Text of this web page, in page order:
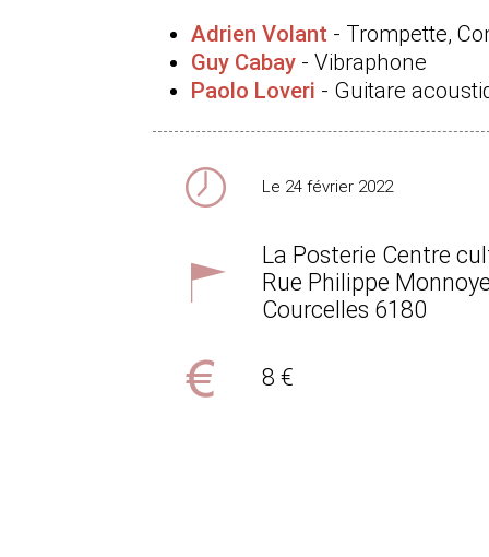
Adrien Volant - Trompette,
Guy Cabay - Vibraphone
Paolo Loveri - Guitare
Le 24 février 2022
La Posterie Centre
Rue Philippe
Courcelles 6180
8 €